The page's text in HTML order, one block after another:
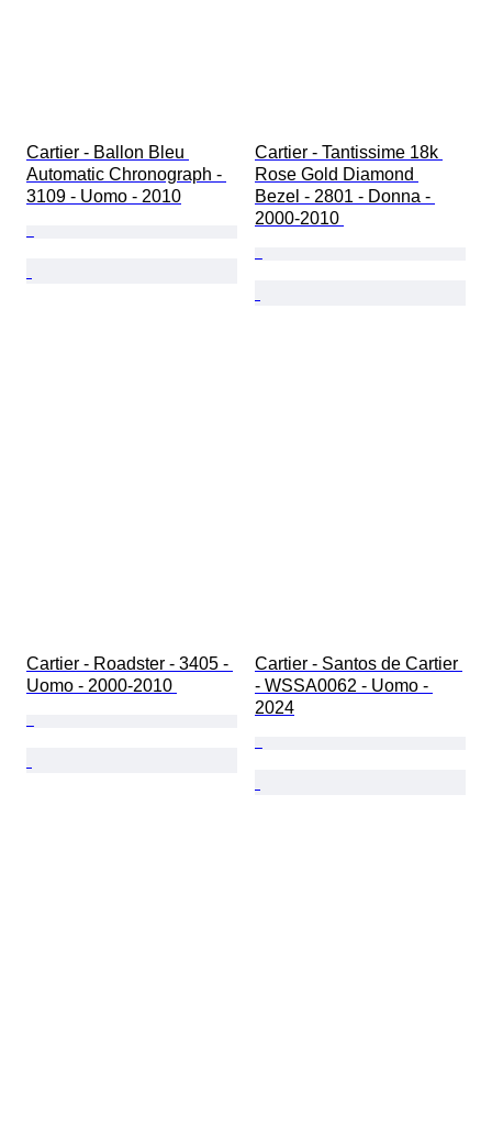
Cartier - Ballon Bleu
Automatic Chronograph -
3109 - Uomo - 2010
Cartier - Tantissime 18k
Rose Gold Diamond
Bezel - 2801 - Donna -
2000-2010
Cartier - Roadster - 3405 -
Uomo - 2000-2010
Cartier - Santos de Cartier
- WSSA0062 - Uomo -
2024